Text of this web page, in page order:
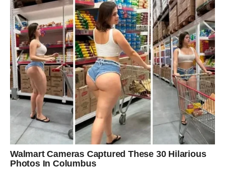
Za pripremu unutarnjeg flastera potrebno je skupiti 200 grama
maslaca sobne temperature, jedno jaje, pet žlica šećera, jednu
vrećicu praška za pecivo, jednu vrećicu vanilina i tri i pol šalice
brašna.
Kako biste napravili izvrsnu pitu od jabuka koja će vam se bez
muke topiti u ustima, prikupite sljedeće sastojke: 4 zrele
crvene jabuke, 2,5 žlice šećera, 1 žličicu cimeta i pola čaše
čaja od oraha. Kako biste ovaj slatki desert doveli do ploda,
počnite miješanjem maslaca, jaja i šećera u zdjeli za
miješanje.
Kakav je postupak za pripremu pite od jabuka?